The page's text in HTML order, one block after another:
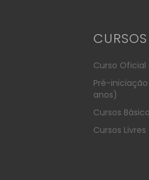
CURSOS
Curso
Pré-
anos)
Cursos
Cursos Livres